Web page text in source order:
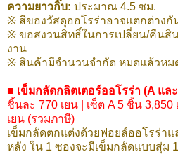
ความยาวกิ๊บ: ประมาณ 4.5 ซม.
※ สีของวัสดุออโรร่าอาจแตกต่าง
※ ขอสงวนสิทธิ์ในการเปลี่ยน/คืนสิ
งาน
※ สินค้ามีจำนวนจำกัด หมดแล้วหม
■ เข็มกลัดกลิตเตอร์ออโรร่า (A แ
ชิ้นละ 770 เยน | เซ็ต A 5 ชิ้น 3,850
เยน (รวมภาษี)
เข็มกลัดตกแต่งด้วยฟอยล์ออโรร่า
หลัง ใน 1 ซองจะมีเข็มกลัดแบบสุ่ม